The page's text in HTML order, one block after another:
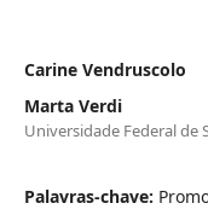
Carine Vendruscolo
Marta Verdi
Universidade Federal de
Palavras-chave: